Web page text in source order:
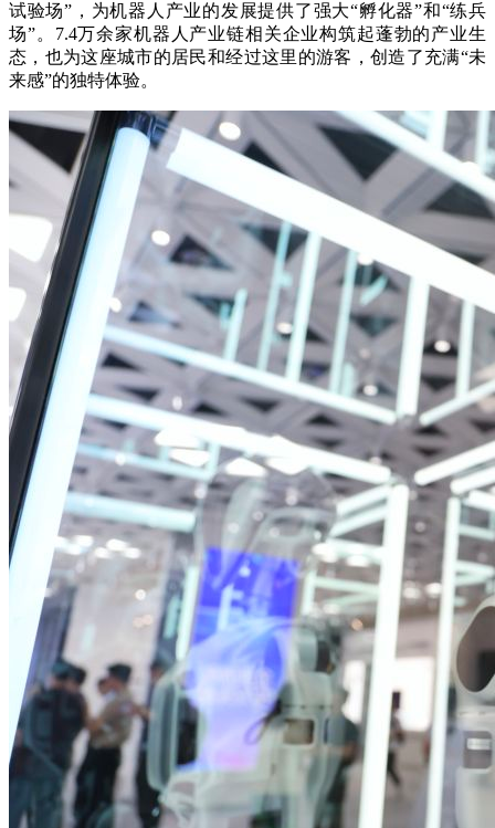
试验场”，为机器人产业的发展提供了强大“孵化器”和“练兵
场”。7.4万余家机器人产业链相关企业构筑起蓬勃的产业生
态，也为这座城市的居民和经过这里的游客，创造了充满“未
来感”的独特体验。